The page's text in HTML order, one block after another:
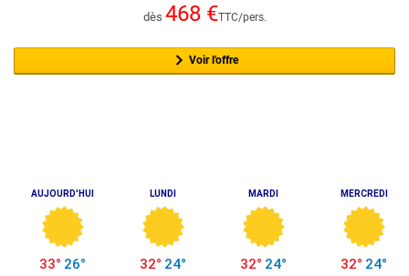
dès 468€TTC/pers.
Voir l'offre